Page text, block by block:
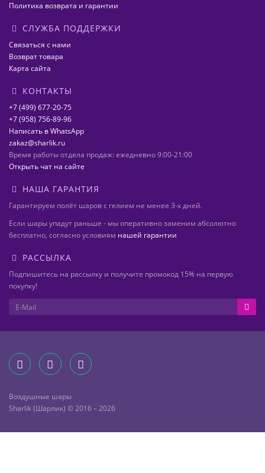
Политика возврата и гарантии
СЛУЖБА ПОДДЕРЖКИ
Связаться с нами
Возврат товара
Карта сайта
КОНТАКТЫ
+7 (499) 677-20-75
+7 (958) 756-89-96
Написать в WhatsApp
zakaz@sharlik.ru
Время работы отдела продаж: ежедневно 9:00-21:00
Открыть чат на сайте
НАША ГАРАНТИЯ
Гарантируем полёт шаров с гелием не менее 3-х дней.
Если шары упадут раньше - мы оперативно заменим абсолютно
бесплатно, согласно условиям нашей гарантии
РАССЫЛКА
Подпишитесь на рассылку и получите промокод 15% на первую
покупку!
Воздушные шары
Sharlik (Шарлик) © 2016 – 2026